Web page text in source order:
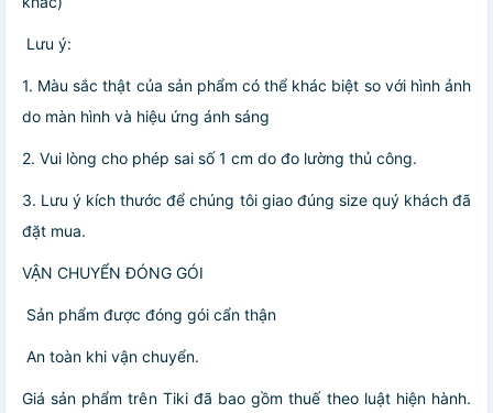
️ Lưu ý:
1. Màu sắc thật của sản phẩm có thể khác biệt so với hình ảnh
do màn hình và hiệu ứng ánh sáng
2. Vui lòng cho phép sai số 1 cm do đo lường thủ công.
3. Lưu ý kích thước để chúng tôi giao đúng size quý khách đã
đặt mua.
VẬN CHUYỂN ĐÓNG GÓI
️ Sản phẩm được đóng gói cẩn thận
️ An toàn khi vận chuyển.
Giá sản phẩm trên Tiki đã bao gồm thuế theo luật hiện hành.